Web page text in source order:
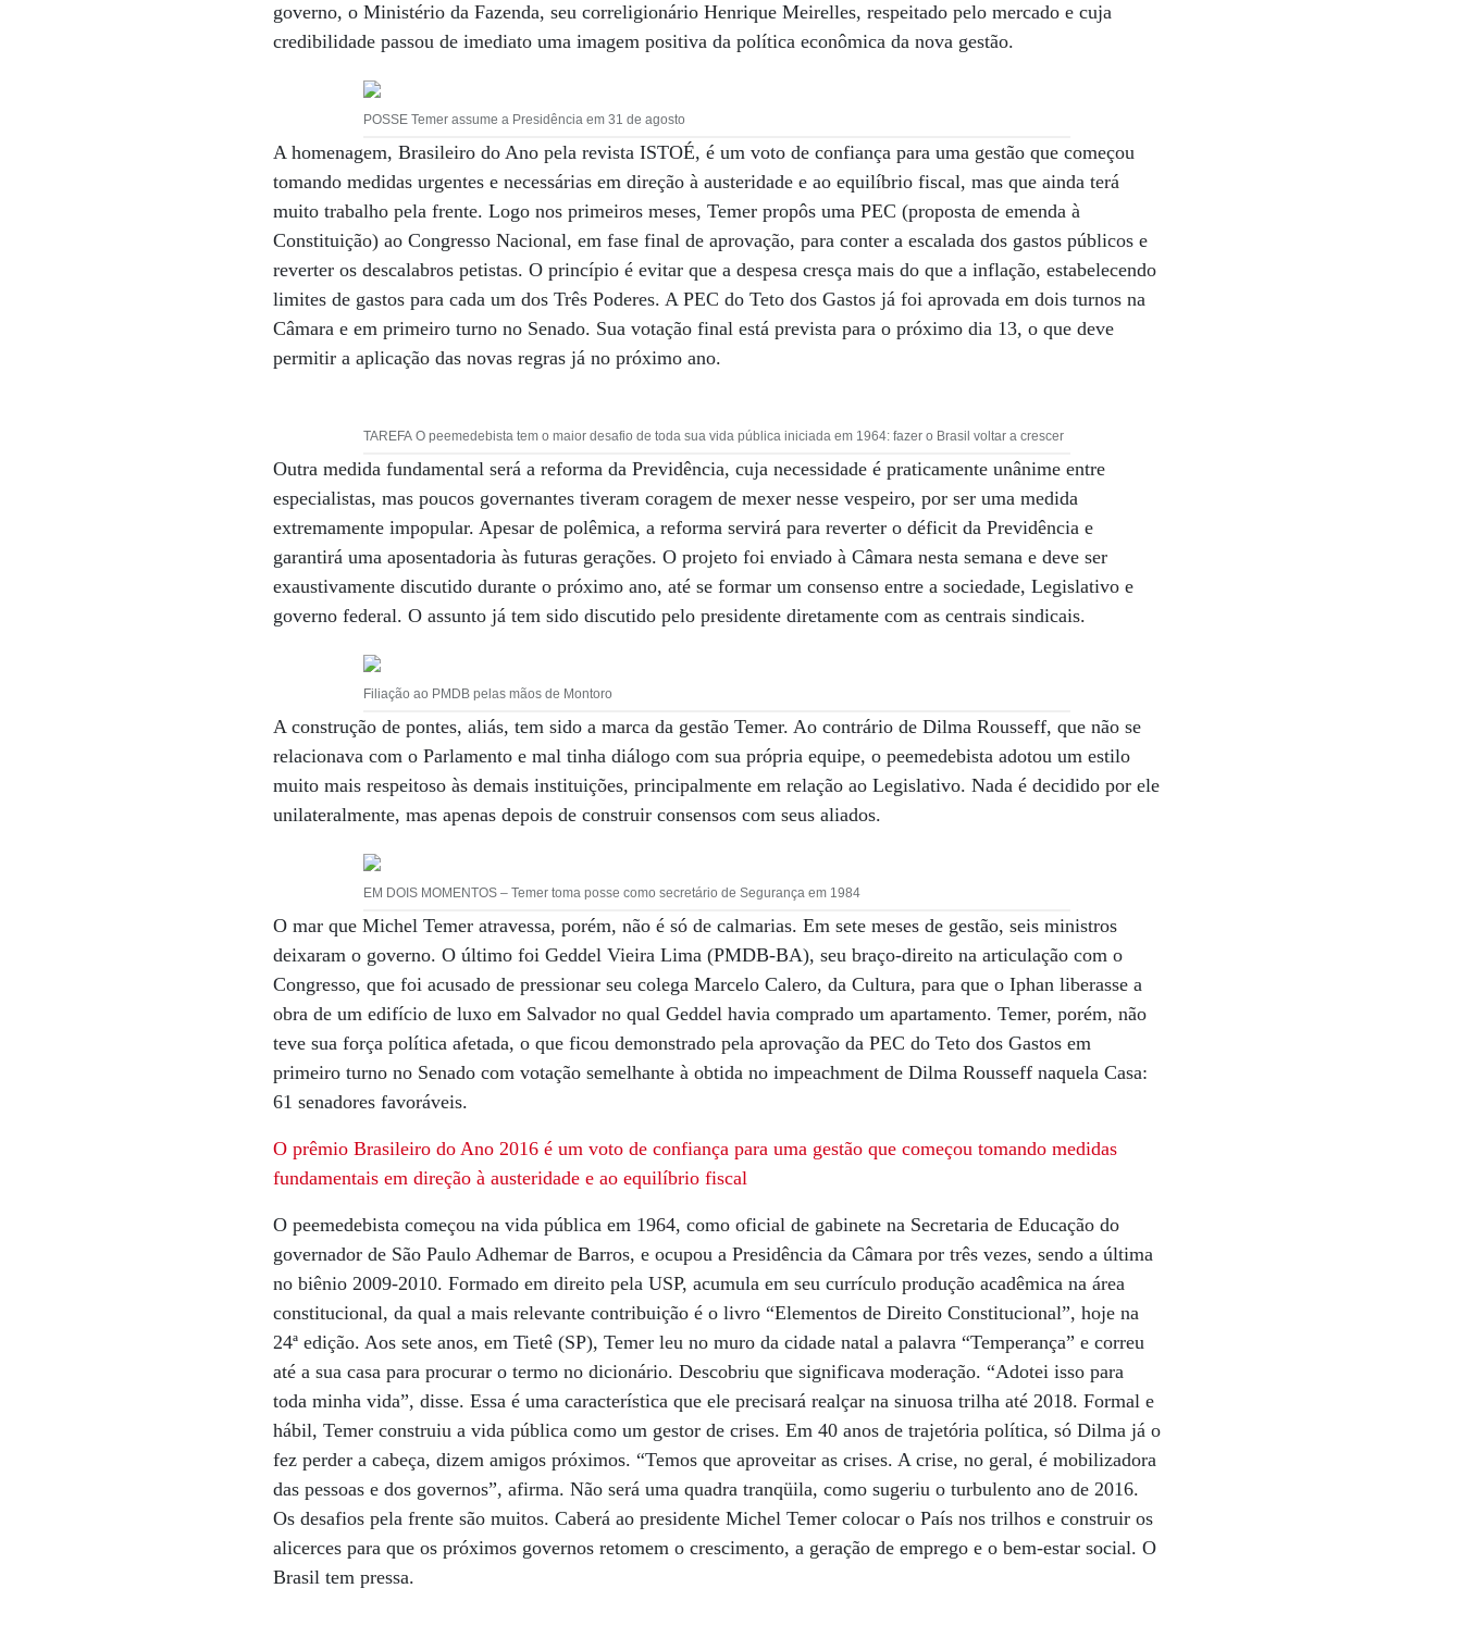
governo, o Ministério da Fazenda, seu correligionário Henrique Meirelles, respeitado pelo mercado e cuja
credibilidade passou de imediato uma imagem positiva da política econômica da nova gestão.
POSSE Temer assume a Presidência em 31 de agosto
A homenagem, Brasileiro do Ano pela revista ISTOÉ, é um voto de confiança para uma gestão que começou
tomando medidas urgentes e necessárias em direção à austeridade e ao equilíbrio fiscal, mas que ainda terá
muito trabalho pela frente. Logo nos primeiros meses, Temer propôs uma PEC (proposta de emenda à
Constituição) ao Congresso Nacional, em fase final de aprovação, para conter a escalada dos gastos públicos e
reverter os descalabros petistas. O princípio é evitar que a despesa cresça mais do que a inflação, estabelecendo
limites de gastos para cada um dos Três Poderes. A PEC do Teto dos Gastos já foi aprovada em dois turnos na
Câmara e em primeiro turno no Senado. Sua votação final está prevista para o próximo dia 13, o que deve
permitir a aplicação das novas regras já no próximo ano.
TAREFA O peemedebista tem o maior desafio de toda sua vida pública iniciada em 1964: fazer o Brasil voltar a crescer
Outra medida fundamental será a reforma da Previdência, cuja necessidade é praticamente unânime entre
especialistas, mas poucos governantes tiveram coragem de mexer nesse vespeiro, por ser uma medida
extremamente impopular. Apesar de polêmica, a reforma servirá para reverter o déficit da Previdência e
garantirá uma aposentadoria às futuras gerações. O projeto foi enviado à Câmara nesta semana e deve ser
exaustivamente discutido durante o próximo ano, até se formar um consenso entre a sociedade, Legislativo e
governo federal. O assunto já tem sido discutido pelo presidente diretamente com as centrais sindicais.
Filiação ao PMDB pelas mãos de Montoro
A construção de pontes, aliás, tem sido a marca da gestão Temer. Ao contrário de Dilma Rousseff, que não se
relacionava com o Parlamento e mal tinha diálogo com sua própria equipe, o peemedebista adotou um estilo
muito mais respeitoso às demais instituições, principalmente em relação ao Legislativo. Nada é decidido por ele
unilateralmente, mas apenas depois de construir consensos com seus aliados.
EM DOIS MOMENTOS – Temer toma posse como secretário de Segurança em 1984
O mar que Michel Temer atravessa, porém, não é só de calmarias. Em sete meses de gestão, seis ministros
deixaram o governo. O último foi Geddel Vieira Lima (PMDB-BA), seu braço-direito na articulação com o
Congresso, que foi acusado de pressionar seu colega Marcelo Calero, da Cultura, para que o Iphan liberasse a
obra de um edifício de luxo em Salvador no qual Geddel havia comprado um apartamento. Temer, porém, não
teve sua força política afetada, o que ficou demonstrado pela aprovação da PEC do Teto dos Gastos em
primeiro turno no Senado com votação semelhante à obtida no impeachment de Dilma Rousseff naquela Casa:
61 senadores favoráveis.
O prêmio Brasileiro do Ano 2016 é um voto de confiança para uma gestão que começou tomando medidas
fundamentais em direção à austeridade e ao equilíbrio fiscal
O peemedebista começou na vida pública em 1964, como oficial de gabinete na Secretaria de Educação do
governador de São Paulo Adhemar de Barros, e ocupou a Presidência da Câmara por três vezes, sendo a última
no biênio 2009-2010. Formado em direito pela USP, acumula em seu currículo produção acadêmica na área
constitucional, da qual a mais relevante contribuição é o livro “Elementos de Direito Constitucional”, hoje na
24ª edição. Aos sete anos, em Tietê (SP), Temer leu no muro da cidade natal a palavra “Temperança” e correu
até a sua casa para procurar o termo no dicionário. Descobriu que significava moderação. “Adotei isso para
toda minha vida”, disse. Essa é uma característica que ele precisará realçar na sinuosa trilha até 2018. Formal e
hábil, Temer construiu a vida pública como um gestor de crises. Em 40 anos de trajetória política, só Dilma já o
fez perder a cabeça, dizem amigos próximos. “Temos que aproveitar as crises. A crise, no geral, é mobilizadora
das pessoas e dos governos”, afirma. Não será uma quadra tranqüila, como sugeriu o turbulento ano de 2016.
Os desafios pela frente são muitos. Caberá ao presidente Michel Temer colocar o País nos trilhos e construir os
alicerces para que os próximos governos retomem o crescimento, a geração de emprego e o bem-estar social. O
Brasil tem pressa.